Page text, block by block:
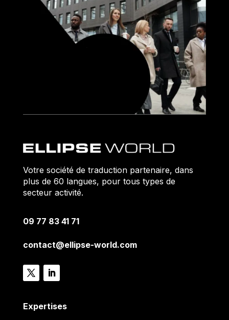
Votre société de traduction partenaire, dans
plus de 60 langues, pour tous types de
secteur activité.
09 77 83 41 71
contact@ellipse-world.com
Expertises